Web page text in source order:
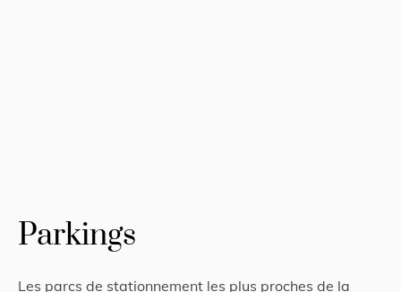
Parkings
Les parcs de stationnement les plus proches de la